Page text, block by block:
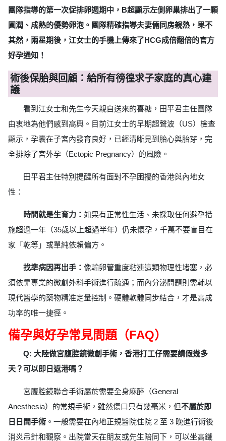
團隊指導的第一次促排卵週期中，B超顯示左側卵巢排出了一顆
圓潤、成熟的優勢卵泡。團隊精確指導夫妻倆同房親熱，果不
其然，兩星期後，江女士的手機上傳來了HCG成倍翻倍的官方
好孕通知！
術後保胎與回顧：給所有徬徨求子家庭的真心建
議
看到江女士和先生今天親自送來的喜糖，田平君主任團隊
由衷地為他們感到高興。目前江女士的早期超聲波（US）檢查
顯示，孕囊在子宮內發育良好，已經清晰見到胎心與胎芽，完
全排除了宮外孕（Ectopic Pregnancy）的風險。
田平君主任特別提醒所有面對不孕困擾的香港與內地女
性：
時間就是生育力： 如果有正常性生活、未採取任何避孕措
施超過一年（35歲以上超過半年）仍未懷孕，千萬不要盲目在
家「乾等」或單純依賴偏方。
找準病因再出手： 像輸卵管重度粘連這類物理性堵塞，必
須依靠專業的微創外科手術進行疏通；而內分泌問題則需輔以
現代醫學的藥物精准定量控制。硬體軟體同步結合，才是高成
功率的唯一捷徑。
備孕與好孕常見問題（FAQ）
Q: 大陸做宮腹腔鏡微創手術，香港打工仔需要請假幾多
天？可以即日返港嗎？
宮腹腔鏡聯合手術屬於需要全身麻醉（General
Anesthesia）的常規手術，雖然傷口只有幾毫米，但不屬於即
日日間手術 。一般需要在內地正規醫院住院 2 至 3 晚進行術後
消炎吊針和觀察。出院當天在朋友或先生陪同下，可以坐高鐵